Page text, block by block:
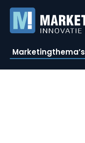
Marketingthema’s